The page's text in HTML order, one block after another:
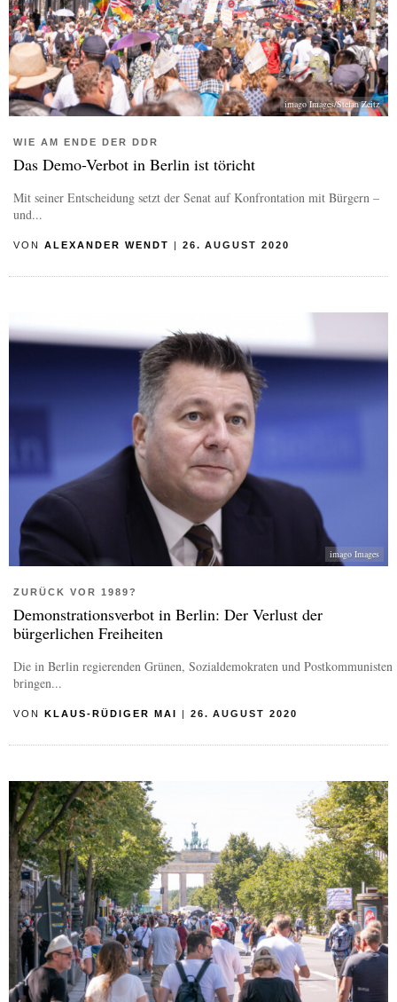
imago Images/Stefan Zeitz
WIE AM ENDE DER DDR
Das Demo-Verbot in Berlin ist töricht
Mit seiner Entscheidung setzt der Senat auf Konfrontation mit Bürgern –
und...
VON ALEXANDER WENDT 26. AUGUST 2020
imago Images
ZURÜCK VOR 1989?
Demonstrationsverbot in Berlin: Der Verlust der
bürgerlichen Freiheiten
Die in Berlin regierenden Grünen, Sozialdemokraten und Postkommunisten
bringen...
VON KLAUS-RÜDIGER MAI | 26. AUGUST 2020